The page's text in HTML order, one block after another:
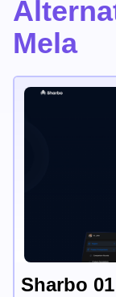
Mela
Sharbo 01